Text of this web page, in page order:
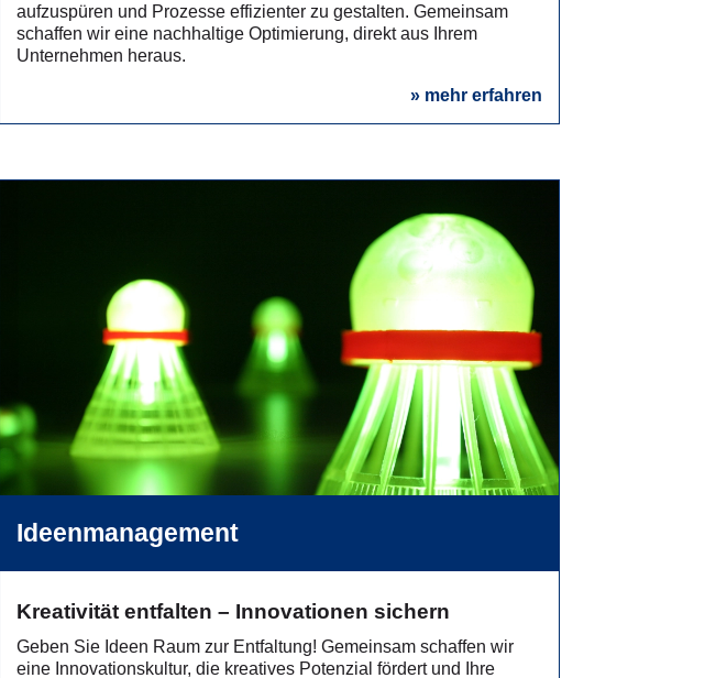
aufzuspüren und Prozesse effizienter zu gestalten. Gemeinsam
schaffen wir eine nachhaltige Optimierung, direkt aus Ihrem
Unternehmen heraus.
» mehr erfahren
Ideenmanagement
Kreativität entfalten – Innovationen sichern
Geben Sie Ideen Raum zur Entfaltung! Gemeinsam schaffen wir
eine Innovationskultur, die kreatives Potenzial fördert und Ihre